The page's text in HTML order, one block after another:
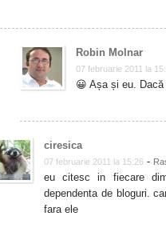
Robin Molnar
07 februarie 2011 la
😀 Așa și eu.
ciresica
07 februarie 2011 la 15:26 -
eu citesc in fiecare
dependenta de bloguri.
fara ele